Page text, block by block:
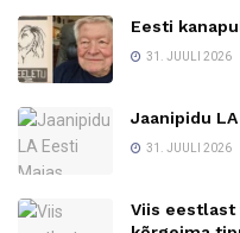
Eesti
31. JUULI 2026
Jaanipidu
31. JUULI 2026
Viis eestlast